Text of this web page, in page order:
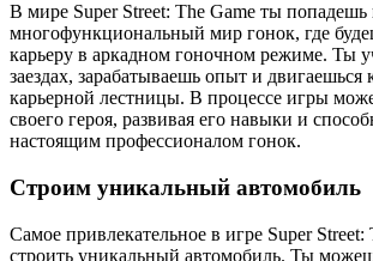
В мире Super Street: The Game ты попадешь
многофункциональный мир гонок, где
карьеру в аркадном гоночном режиме. Ты
заездах, зарабатываешь опыт и двигаешься
карьерной лестницы. В процессе игры
своего героя, развивая его навыки и
настоящим профессионалом гонок.
Строим уникальный автомобиль
Самое привлекательное в игре Super
строить уникальный автомобиль. Ты